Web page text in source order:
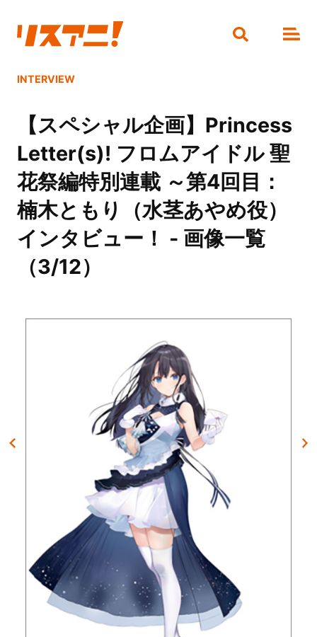
INTERVIEW
【スペシャル企画】Princess
Letter(s)! フロムアイドル 聖
花祭編特別連載 ～第4回目：
楠木ともり（水茎あやめ役）
インタビュー！ - 画像一覧
（3/12）